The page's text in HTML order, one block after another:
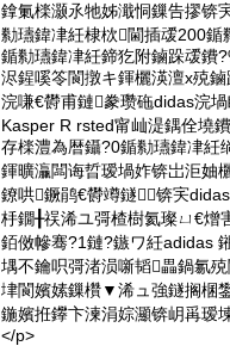
鎿氭檪灏氶牠姊濈恫鏁告摎锛
勬瓙鍏冿紝棣栨閫插叆200
鍎勬瓙鍏冿紝鍗犵附鏀跺叆鐨
浕鍟嗘笭閬撴キ鍕欐渶澶х殑
浣嗛€欎甫鏈豢瓒砤didas浣
Kasper R rsted甯屾湜鍝佺墝
存檪澧為暦鑷?0鍎勬瓙鍏冿紝
鍕曠灜闆诲晢瑷堝妰锛岀洰妯
鐐哄鐝鹃€欎竴鐩锛宎
杽鐗╂祦浠ユ彁楂樹氦璨ㄩ€熷
銆傚幓骞?1鏈?鏃ワ紝adidas
堣不鑰呮彁渚涢噺韬畾鍋氱
垏閬嬪嫊鏁欑▼浠ュ強鐩搁棞
鍦嬪拰鑻卞湅涓婃灦锛岄爯瑷
</p>